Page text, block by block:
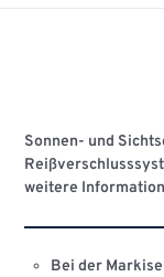
Sonnen- und
weitere
Bei der